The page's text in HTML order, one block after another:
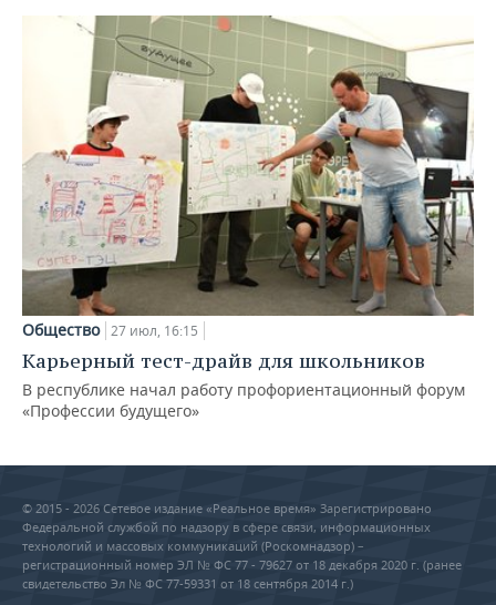
Общество 27 июл, 16:15
Карьерный тест-драйв для школьников
В республике начал работу профориентационный форум
«Профессии будущего»
© 2015 - 2026 Сетевое издание «Реальное время» Зарегистрировано
Федеральной службой по надзору в сфере связи, информационных
технологий и массовых коммуникаций (Роскомнадзор) –
регистрационный номер ЭЛ № ФС 77 - 79627 от 18 декабря 2020 г. (ранее
свидетельство Эл № ФС 77-59331 от 18 сентября 2014 г.)